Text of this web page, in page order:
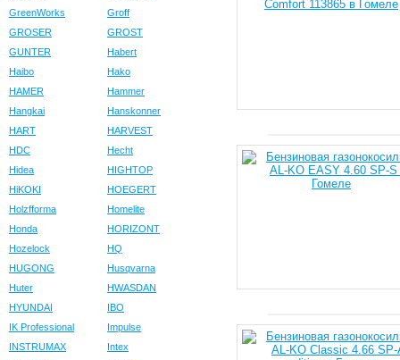
GreenWorks
Groff
GROSER
GROST
GUNTER
Habert
Haibo
Hako
HAMER
Hammer
Hangkai
Hanskonner
HART
HARVEST
HDC
Hecht
Hidea
HIGHTOP
HiKOKI
HOEGERT
Holzfforma
Homelite
Honda
HORIZONT
Hozelock
HQ
HUGONG
Husqvarna
Huter
HWASDAN
HYUNDAI
IBO
IK Professional
Impulse
INSTRUMAX
Intex